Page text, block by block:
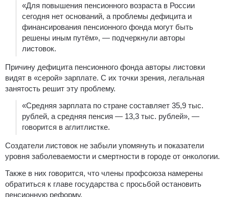
«Для повышения пенсионного возраста в России
сегодня нет оснований, а проблемы дефицита и
финансирования пенсионного фонда могут быть
решены иным путём», — подчеркнули авторы
листовок.
Причину дефицита пенсионного фонда авторы листовки
видят в «серой» зарплате. С их точки зрения, легальная
занятость решит эту проблему.
«Средняя зарплата по стране составляет 35,9 тыс.
рублей, а средняя пенсия — 13,3 тыс. рублей», —
говорится в аглитлистке.
Создатели листовок не забыли упомянуть и показатели
уровня заболеваемости и смертности в городе от онкологии.
Также в них говорится, что члены профсоюза намерены
обратиться к главе государства с просьбой остановить
пенсионную реформу.